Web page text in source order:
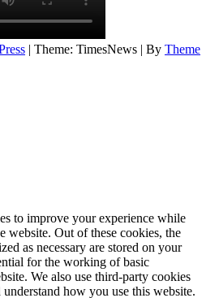
| Theme: TimesNews | By Theme
to improve your experience while
website. Out of these cookies, the
as necessary are stored on your
for the working of basic
We also use third-party cookies
how you use this website.